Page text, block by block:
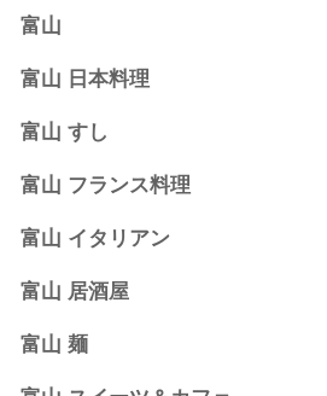
富山
富山 日本料理
富山 すし
富山 フランス料理
富山 イタリアン
富山 居酒屋
富山 麺